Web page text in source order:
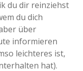
du dir reinziehst
du dich
über
informieren
leichteres ist,
hat).